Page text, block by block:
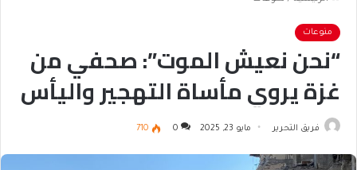
منوعات
“نحن نعيش الموت”: صحفي من
غزة يروي مأساة التهجير واليأس
فريق التحرير مايو 23, 2025 0
710